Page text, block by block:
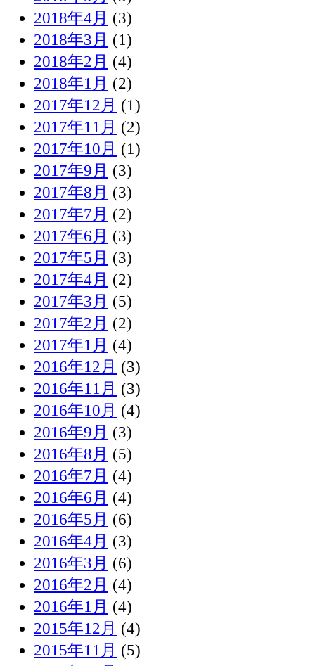
2018年4月 (3)
2018年3月 (1)
2018年2月 (4)
2018年1月 (2)
2017年12月 (1)
2017年11月 (2)
2017年10月 (1)
2017年9月 (3)
2017年8月 (3)
2017年7月 (2)
2017年6月 (3)
2017年5月 (3)
2017年4月 (2)
2017年3月 (5)
2017年2月 (2)
2017年1月 (4)
2016年12月 (3)
2016年11月 (3)
2016年10月 (4)
2016年9月 (3)
2016年8月 (5)
2016年7月 (4)
2016年6月 (4)
2016年5月 (6)
2016年4月 (3)
2016年3月 (6)
2016年2月 (4)
2016年1月 (4)
2015年12月 (4)
2015年11月 (5)